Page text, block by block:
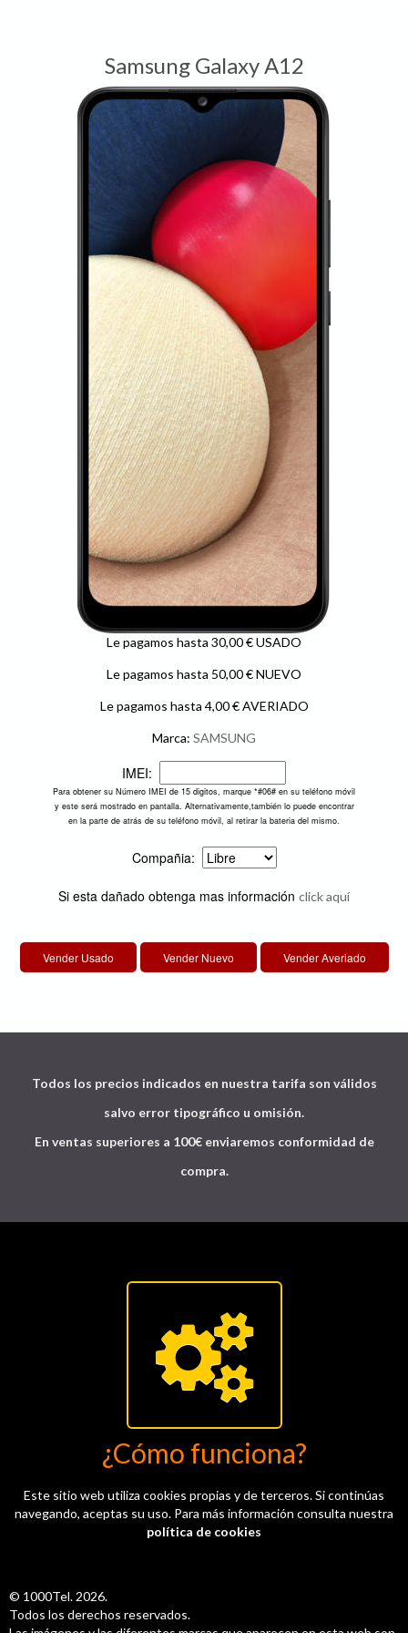
Samsung Galaxy A12
Le pagamos hasta 30,00 € USADO
Le pagamos hasta 50,00 € NUEVO
Le pagamos hasta 4,00 € AVERIADO
Marca: SAMSUNG
IMEI:
Para obtener su Número IMEI de 15 digitos, marque *#06# en su teléfono móvil
y este será mostrado en pantalla. Alternativamente,también lo puede encontrar
en la parte de atrás de su teléfono móvil, al retirar la bateria del mismo.
Compañia:
Si esta dañado obtenga mas información click aquí
Todos los precios indicados en nuestra tarifa son válidos
salvo error tipográfico u omisión.
En ventas superiores a 100€ enviaremos conformidad de
compra.
¿Cómo funciona?
Este sitio web utiliza cookies propias y de terceros. Si continúas
navegando, aceptas su uso. Para más información consulta nuestra
política de cookies
© 1000Tel. 2026.
Todos los derechos reservados.